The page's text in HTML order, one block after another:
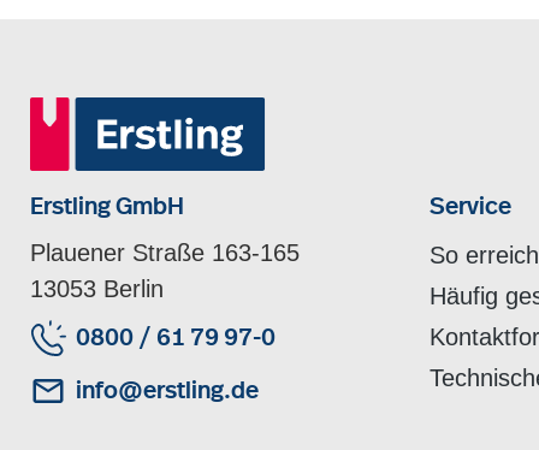
Erstling GmbH
Plauener Straße 163-165
13053 Berlin
0800 / 61 79 97-0
info@erstling.de
Service
So
Häufig